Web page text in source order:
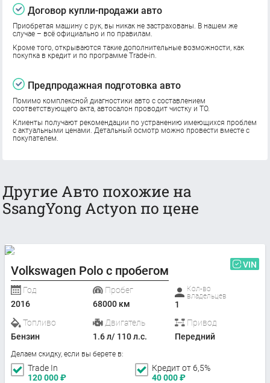
Договор купли-продажи авто
Приобретая машину с рук, вы никак не застрахованы. В нашем же
случае – всё официально и по правилам.
Кроме того, открываются такие дополнительные возможности, как
покупка в кредит и по программе Trade-in.
Предпродажная подготовка авто
Помимо комплексной диагностики авто с составлением
соответствующего акта, автосалон проводит чистку и ТО.
Клиенты получают рекомендации по устранению имеющихся проблем
с актуальными ценами. Детальный осмотр можно провести вместе с
покупателем.
Другие Авто похожие на
SsangYong Actyon по цене
Volkswagen Polo с пробегом VIN
Год
2016
Пробег
68000 км
Кол-во
владельцев
1
Топливо
Бензин
Двигатель
1.6 л/ 110 л.с.
Привод
Передний
Делаем скидку, если вы берете в:
Trade In
120 000₽
Кредит от 6,5%
40 000₽